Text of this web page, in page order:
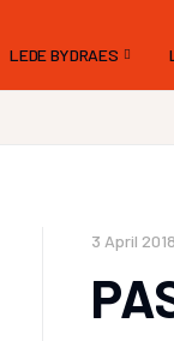
LEDE BYDRAES
3 April 2018